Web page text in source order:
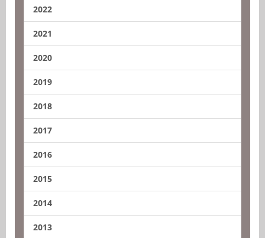
2022
2021
2020
2019
2018
2017
2016
2015
2014
2013